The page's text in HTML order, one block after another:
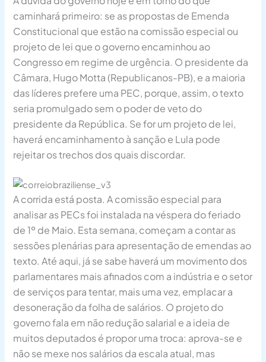
caminhará primeiro: se as propostas de Emenda
Constitucional que estão na comissão especial ou
projeto de lei que o governo encaminhou ao
Congresso em regime de urgência. O presidente da
Câmara, Hugo Motta (Republicanos-PB), e a maioria
das líderes prefere uma PEC, porque, assim, o texto
seria promulgado sem o poder de veto do
presidente da República. Se for um projeto de lei,
haverá encaminhamento à sanção e Lula pode
rejeitar os trechos dos quais discordar.
A corrida está posta. A comissão especial para
analisar as PECs foi instalada na véspera do feriado
de 1º de Maio. Esta semana, começam a contar as
sessões plenárias para apresentação de emendas ao
texto. Até aqui, já se sabe haverá um movimento dos
parlamentares mais afinados com a indústria e o setor
de serviços para tentar, mais uma vez, emplacar a
desoneração da folha de salários. O projeto do
governo fala em não redução salarial e a ideia de
muitos deputados é propor uma troca: aprova-se e
não se mexe nos salários da escala atual, mas